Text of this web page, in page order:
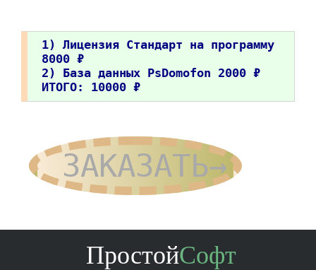
1) Лицензия Стандарт на программу
8000 ₽
2) База данных PsDomofon 2000 ₽
ИТОГО: 10000 ₽
ЗАКАЗАТЬ→
ПростойСофт